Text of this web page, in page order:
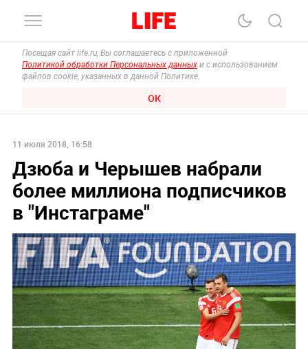
Посещая сайт life.ru, Вы соглашаетесь с приложенной
Политикой обработки Персональных данных и с использованием
файлов cookie, указанных в данной Политике.
ОК
11 июля 2018, 16:58
Дзюба и Черышев набрали
более миллиона подписчиков
в "Инстаграме"